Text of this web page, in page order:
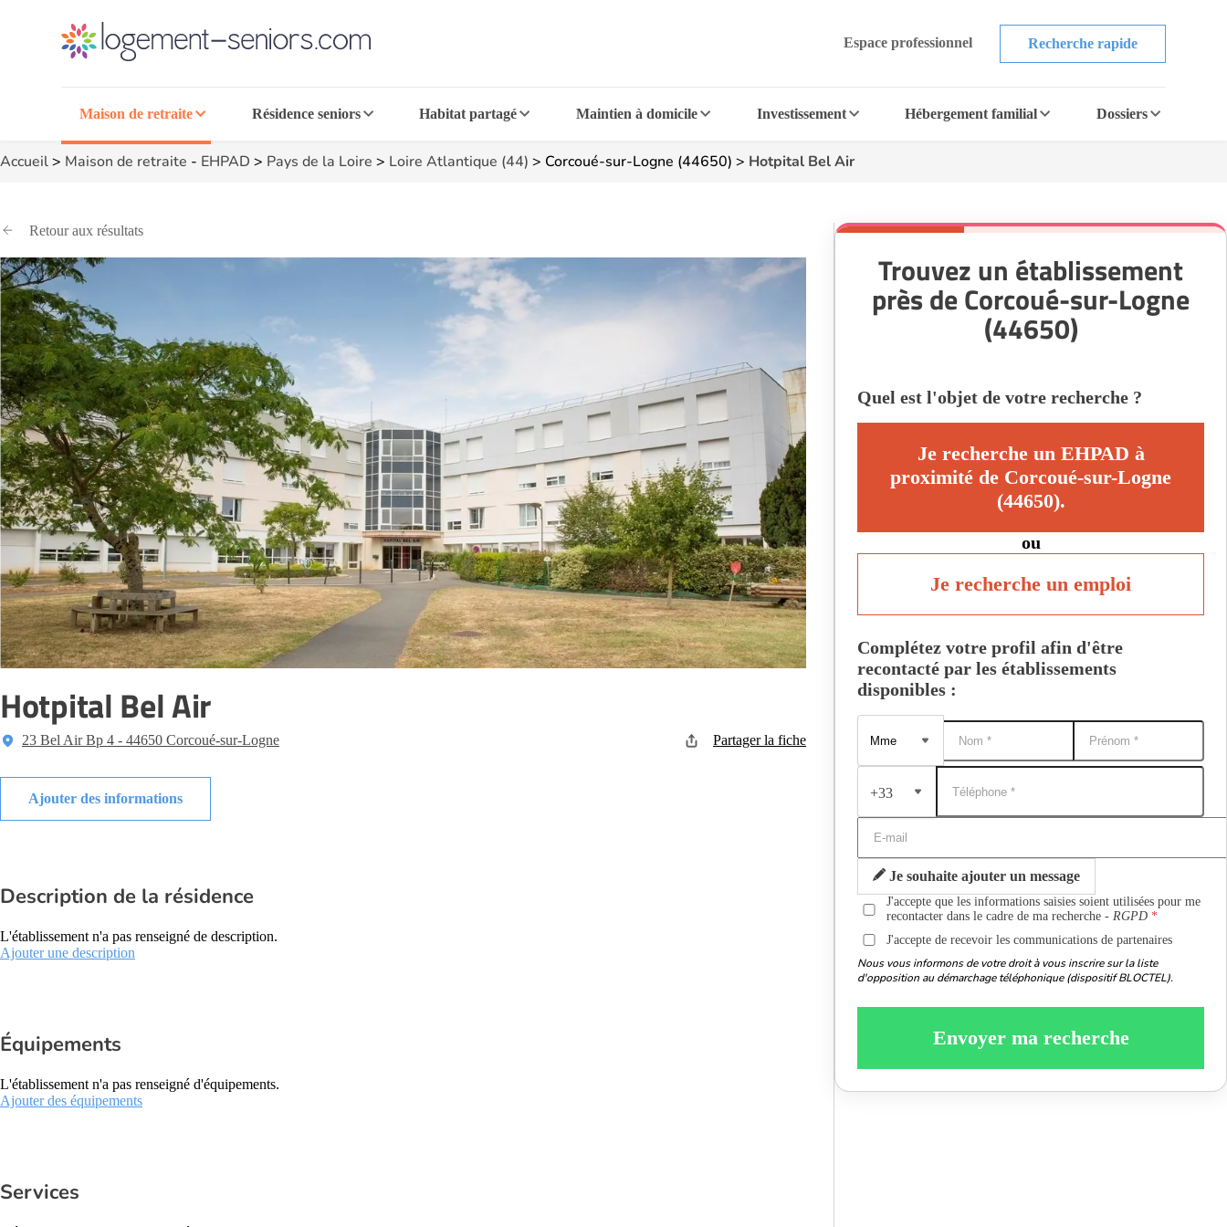
Espace professionnel Recherche rapide
Maison de retraite Résidence seniors Habitat partagé Maintien à domicile Investissement Hébergement familial Dossiers
Accueil> Maison de retraite - EHPAD > Pays de la Loire > Loire Atlantique (44) > Corcoué-sur-Logne (44650) > Hotpital Bel Air
Retour aux résultats
Hotpital Bel Air
23 Bel Air Bp 4 - 44650 Corcoué-sur-Logne Partager la fiche
Ajouter des informations
Description de la résidence
L'établissement n'a pas renseigné de description.
Ajouter une description
Équipements
L'établissement n'a pas renseigné d'équipements.
Ajouter des équipements
Services
Trouvez un établissement
près de Corcoué-sur-Logne
(44650)
Quel est l'objet de votre recherche ?
Je recherche un EHPAD à
proximité de Corcoué-sur-Logne
(44650).
ou
Je recherche un emploi
Complétez votre profil afin d'être
recontacté par les établissements
disponibles :
+33
Je souhaite ajouter un message
J'accepte que les informations saisies soient utilisées pour me
recontacter dans le cadre de ma recherche -RGPD
J'accepte de recevoir les communications de partenaires
Nous vous informons de votre droit à vous inscrire sur la liste
d'opposition au démarchage téléphonique (dispositif BLOCTEL).
Envoyer ma recherche